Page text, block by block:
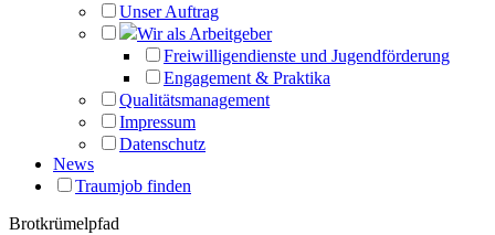
Unser Auftrag
Wir als Arbeitgeber
Freiwilligendienste und Jugendförderung
Engagement & Praktika
Qualitätsmanagement
Impressum
Datenschutz
News
Traumjob finden
Brotkrümelpfad